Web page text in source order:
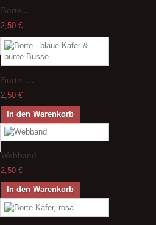
Borte...
2,50 €
Borte -...
2,50 €
In den Warenkorb
Webband
2,50 €
In den Warenkorb